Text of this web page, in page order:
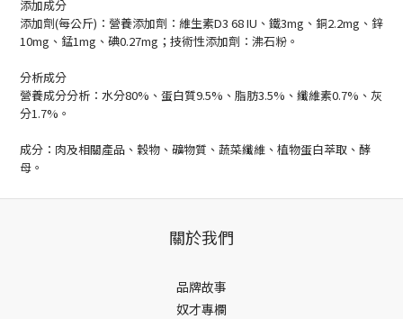
添加成分
添加劑(每公斤)：營養添加劑：維生素D3 68 IU、鐵3mg、銅2.2mg、鋅
10mg、錳1mg、碘0.27mg；技術性添加劑：沸石粉。
分析成分
營養成分分析：水分80%、蛋白質9.5%、脂肪3.5%、纖維素0.7%、灰
分1.7%。
成分：肉及相關產品、穀物、礦物質、蔬菜纖維、植物蛋白萃取、酵
母。
關於我們
品牌故事
奴才專欄